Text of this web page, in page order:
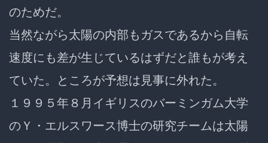
のためだ。
当然ながら太陽の内部もガスであるから自転
速度にも差が生じているはずだと誰もが考え
ていた。ところが予想は見事に外れた。
１９９５年８月イギリスのバーミンガム大学
のＹ・エルスワース博士の研究チームは太陽